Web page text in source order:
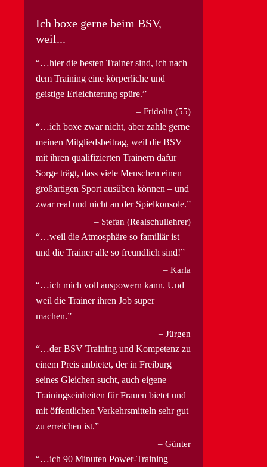
Ich boxe gerne beim BSV,
weil...
…hier die besten Trainer sind, ich nach
dem Training eine körperliche und
geistige Erleichterung spüre.
Fridolin (55)
…ich boxe zwar nicht, aber zahle gerne
meinen Mitgliedsbeitrag, weil die BSV
mit ihren qualifizierten Trainern dafür
Sorge trägt, dass viele Menschen einen
großartigen Sport ausüben können – und
zwar real und nicht an der Spielkonsole.
Stefan (Realschullehrer)
…weil die Atmosphäre so familiär ist
und die Trainer alle so freundlich sind!
Karla
…ich mich voll auspowern kann. Und
weil die Trainer ihren Job super
machen.
Jürgen
…der BSV Training und Kompetenz zu
einem Preis anbietet, der in Freiburg
seines Gleichen sucht, auch eigene
Trainingseinheiten für Frauen bietet und
mit öffentlichen Verkehrsmitteln sehr gut
zu erreichen ist.
Günter
…ich 90 Minuten Power-Training